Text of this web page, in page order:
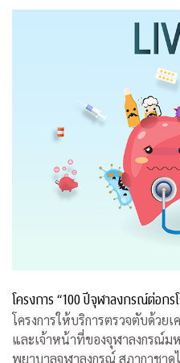
โครงการ “100 ปีจุฬาลงกรณ์ต่อกร
โครงการให้บริการตรวจตับด้วย
และเจ้าหน้าที่ของจุฬาลงกรณ์ม
พยาบาลจุฬาลงกรณ์ สภากาชา